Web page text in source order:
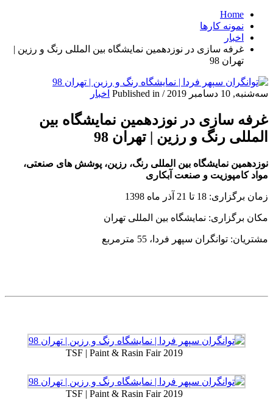
Home
نمونه کارها
اخبار
غرفه سازی در نوزدهمین نمایشگاه بین المللی رنگ و رزین |
تهران 98
سه‌شنبه, 10 دسامبر 2019 /
Published in اخبار
غرفه سازی در نوزدهمین نمایشگاه بین
المللی رنگ و رزین | تهران 98
نوزدهمین نمایشگاه بین المللی رنگ، رزین، پوشش های صنعتی،
مواد کامپوزیت و صنعت آبکاری
زمان برگزاری: 18 تا 21 آذر ماه 1398
مکان برگزاری: نمایشگاه بین المللی تهران
مشتریان: توانگران سپهر فردا، 55 مترمربع
TSF | Paint & Rasin Fair 2019
TSF | Paint & Rasin Fair 2019